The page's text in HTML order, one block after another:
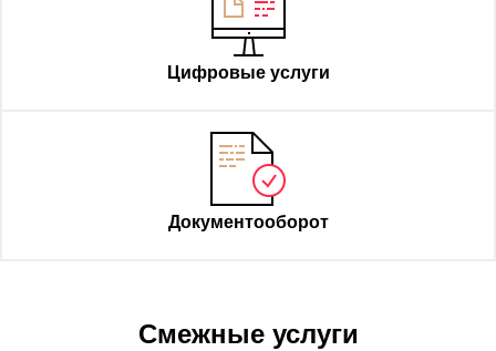
Цифровые услуги
Документооборот
Смежные услуги